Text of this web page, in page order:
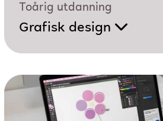
Toårig utdanning
Grafisk design